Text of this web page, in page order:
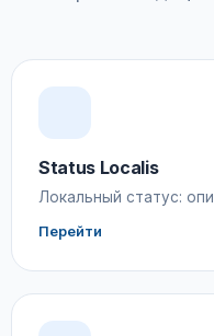
Status Localis
Локальный статус:
Перейти